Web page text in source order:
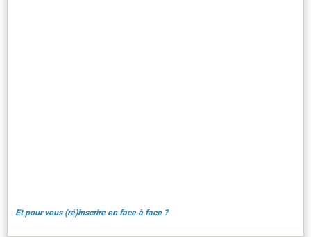
Et pour vous (ré)inscrire en face à face ?